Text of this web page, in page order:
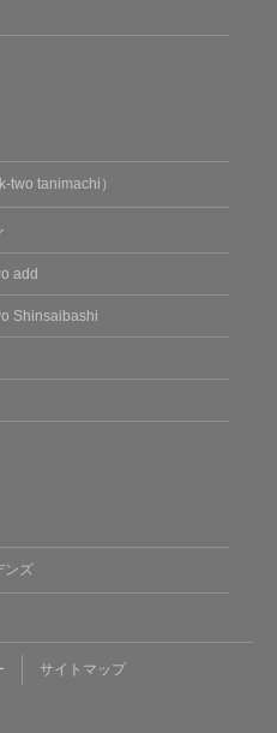
two tanimachi）
add
Shinsaibashi
ンズ
サイトマップ